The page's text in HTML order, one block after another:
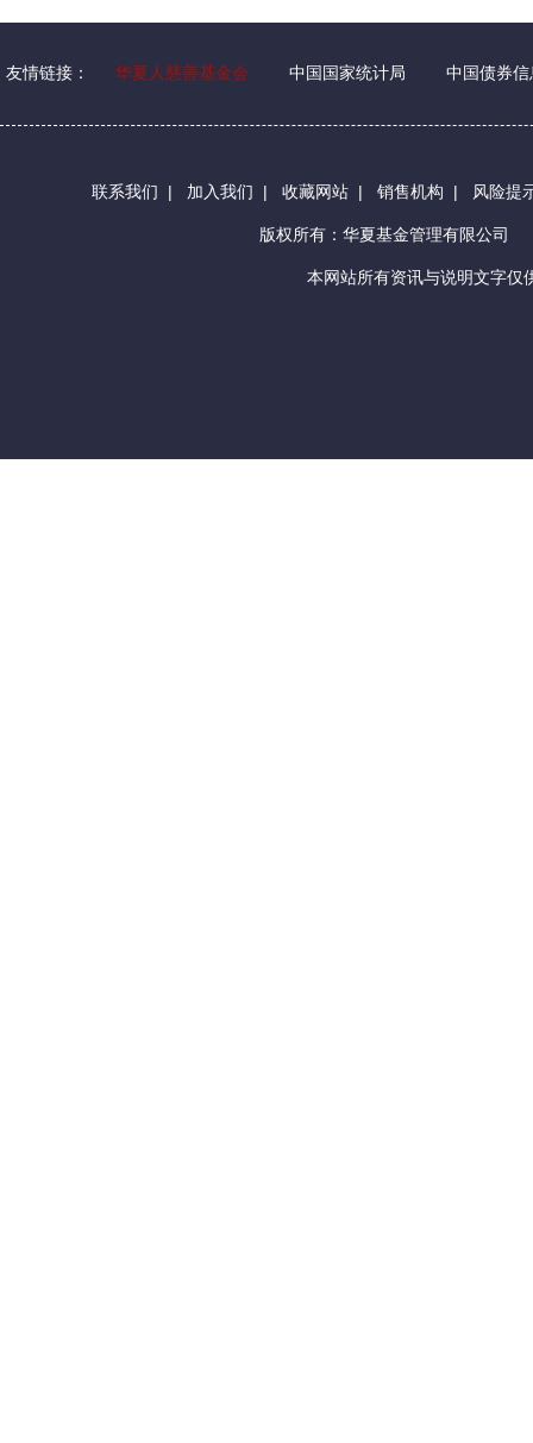
友情链接： 华夏人慈善基金会 中国国家统计局 中国债券信
联系我们 | 加入我们 | 收藏网站 | 销售机构 | 风险提
版权所有：华夏基金管理有限公司
本网站所有资讯与说明文字仅